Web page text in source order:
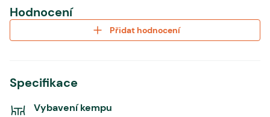
Hodnocení
Přidat hodnocení
Specifikace
Vybavení kempu